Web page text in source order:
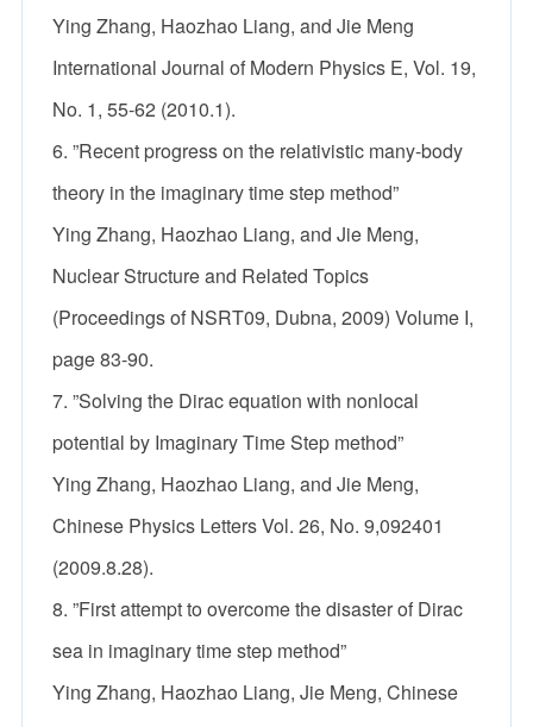
Ying Zhang, Haozhao Liang, and Jie Meng
International Journal of Modern Physics E, Vol. 19,
No. 1, 55-62 (2010.1).
6. ”Recent progress on the relativistic many-body
theory in the imaginary time step method”
Ying Zhang, Haozhao Liang, and Jie Meng,
Nuclear Structure and Related Topics
(Proceedings of NSRT09, Dubna, 2009) Volume I,
page 83-90.
7. ”Solving the Dirac equation with nonlocal
potential by Imaginary Time Step method”
Ying Zhang, Haozhao Liang, and Jie Meng,
Chinese Physics Letters Vol. 26, No. 9,092401
(2009.8.28).
8. ”First attempt to overcome the disaster of Dirac
sea in imaginary time step method”
Ying Zhang, Haozhao Liang, Jie Meng, Chinese